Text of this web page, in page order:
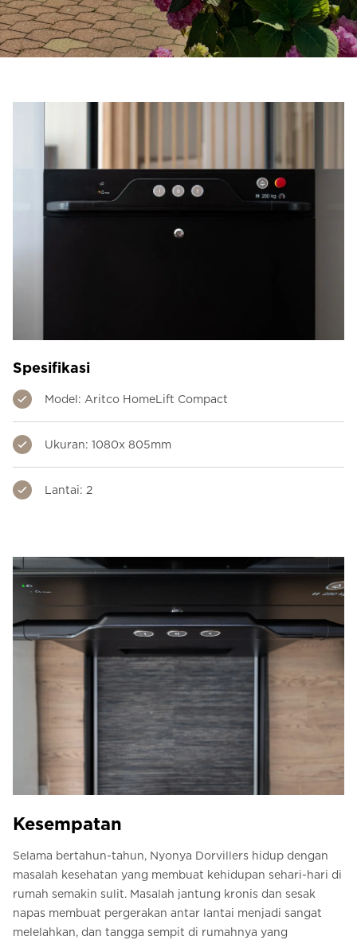
Pesan Digital HomeKit
Minta perkiraan harga
ID
Spesifikasi
Model: Aritco HomeLift Compact
Ukuran: 1080x 805mm
Lantai: 2
Kesempatan
Selama bertahun-tahun, Nyonya Dorvillers hidup dengan
masalah kesehatan yang membuat kehidupan sehari-hari di
rumah semakin sulit. Masalah jantung kronis dan sesak
napas membuat pergerakan antar lantai menjadi sangat
melelahkan, dan tangga sempit di rumahnya yang